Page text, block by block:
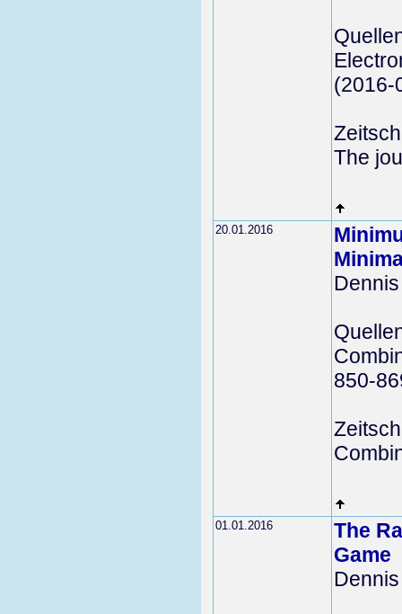
(2016-
The
20.01.2016
850-
01.01.2016
The
Game